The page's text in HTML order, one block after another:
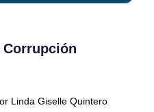
Corrupción
Linda Giselle Quintero